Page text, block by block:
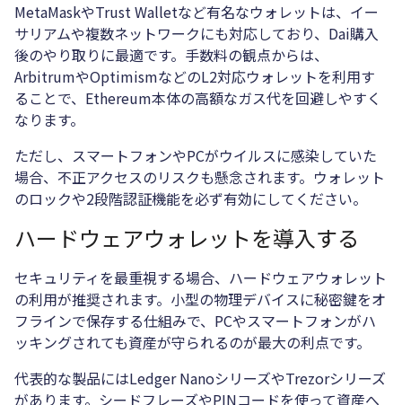
MetaMaskやTrust Walletなど有名なウォレットは、イー
サリアムや複数ネットワークにも対応しており、Dai購入
後のやり取りに最適です。手数料の観点からは、
ArbitrumやOptimismなどのL2対応ウォレットを利用す
ることで、Ethereum本体の高額なガス代を回避しやすく
なります。
ただし、スマートフォンやPCがウイルスに感染していた
場合、不正アクセスのリスクも懸念されます。ウォレット
のロックや2段階認証機能を必ず有効にしてください。
ハードウェアウォレットを導入する
セキュリティを最重視する場合、ハードウェアウォレット
の利用が推奨されます。小型の物理デバイスに秘密鍵をオ
フラインで保存する仕組みで、PCやスマートフォンがハ
ッキングされても資産が守られるのが最大の利点です。
代表的な製品にはLedger NanoシリーズやTrezorシリーズ
があります。シードフレーズやPINコードを使って資産へ